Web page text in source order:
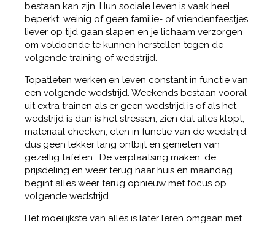
bestaan kan zijn. Hun sociale leven is vaak heel
beperkt: weinig of geen familie- of vriendenfeestjes,
liever op tijd gaan slapen en je lichaam verzorgen
om voldoende te kunnen herstellen tegen de
volgende training of wedstrijd.
Topatleten werken en leven constant in functie van
een volgende wedstrijd. Weekends bestaan vooral
uit extra trainen als er geen wedstrijd is of als het
wedstrijd is dan is het stressen, zien dat alles klopt,
materiaal checken, eten in functie van de wedstrijd,
dus geen lekker lang ontbijt en genieten van
gezellig tafelen. De verplaatsing maken, de
prijsdeling en weer terug naar huis en maandag
begint alles weer terug opnieuw met focus op
volgende wedstrijd.
Het moeilijkste van alles is later leren omgaan met